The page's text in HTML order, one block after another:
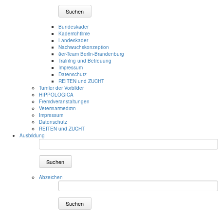
Suchen
Bundeskader
Kaderrichtlinie
Landeskader
Nachwuchskonzeption
8er-Team Berlin-Brandenburg
Training und Betreuung
Impressum
Datenschutz
REITEN und ZUCHT
Turnier der Vorbilder
HIPPOLOGICA
Fremdveranstaltungen
Veterinärmedizin
Impressum
Datenschutz
REITEN und ZUCHT
Ausbildung
Suchen
Abzeichen
Suchen